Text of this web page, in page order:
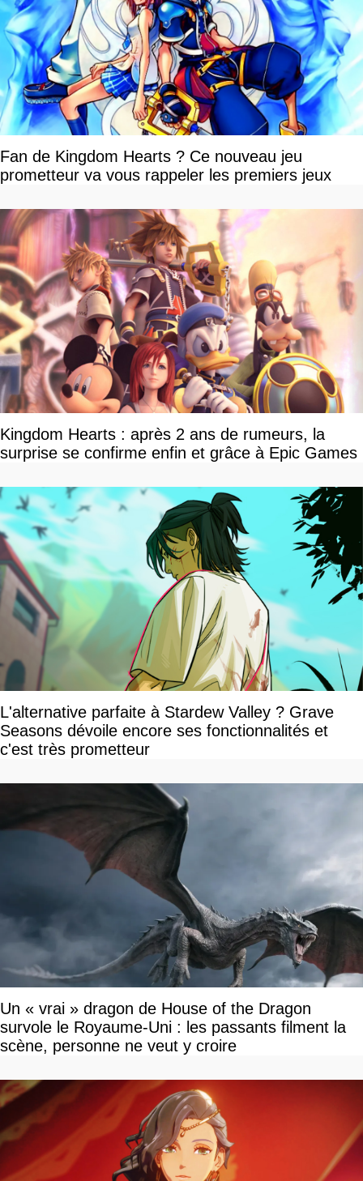
Fan de Kingdom Hearts ? Ce nouveau jeu
prometteur va vous rappeler les premiers jeux
Kingdom Hearts : après 2 ans de rumeurs, la
surprise se confirme enfin et grâce à Epic Games
L'alternative parfaite à Stardew Valley ? Grave
Seasons dévoile encore ses fonctionnalités et
c'est très prometteur
Un « vrai » dragon de House of the Dragon
survole le Royaume-Uni : les passants filment la
scène, personne ne veut y croire